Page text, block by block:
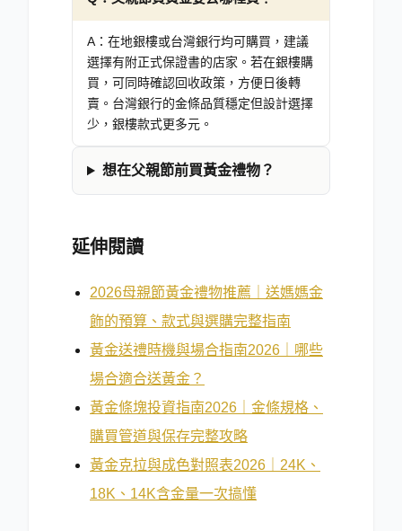
A： 在地銀樓或台灣銀行均可購買，建議
選擇有附正式保證書的店家。若在銀樓購
買，可同時確認回收政策，方便日後轉
賣。台灣銀行的金條品質穩定但設計選擇
少，銀樓款式更多元。
想在父親節前買黃金禮物？
延伸閱讀
2026母親節黃金禮物推薦｜送媽媽金
飾的預算、款式與選購完整指南
黃金送禮時機與場合指南2026｜哪些
場合適合送黃金？
黃金條塊投資指南2026｜金條規格、
購買管道與保存完整攻略
黃金克拉與成色對照表2026｜24K、
18K、14K含金量一次搞懂